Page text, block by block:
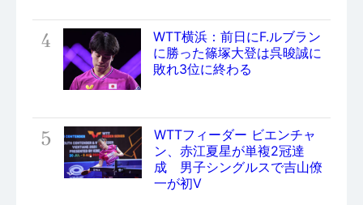
4
WTT横浜：前日にF.ルブラン
に勝った篠塚大登は呉晙誠に
敗れ3位に終わる
5
WTTフィーダー ビエンチャ
ン、赤江夏星が単複2冠達
成 男子シングルスで吉山僚
一が初V